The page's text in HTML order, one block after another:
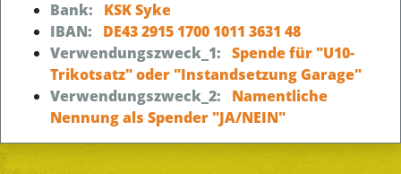
Bank: KSK Syke
IBAN: DE43 2915 1700 1011 3631 48
Verwendungszweck_1: Spende für "U10-
Trikotsatz" oder "Instandsetzung Garage"
Verwendungszweck_2: Namentliche
Nennung als Spender "JA/NEIN"